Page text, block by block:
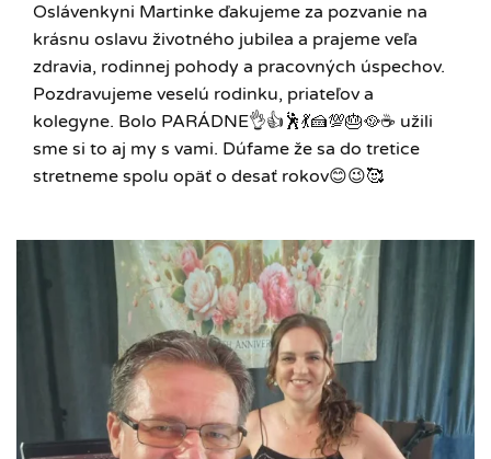
Oslávenkyni Martinke ďakujeme za pozvanie na
krásnu oslavu životného jubilea a prajeme veľa
zdravia, rodinnej pohody a pracovných úspechov.
Pozdravujeme veselú rodinku, priateľov a
kolegyne. Bolo PARÁDNE👌👍🕺💃🍰💯🎂🥘☕️ užili
sme si to aj my s vami. Dúfame že sa do tretice
stretneme spolu opäť o desať rokov😊😉🥰